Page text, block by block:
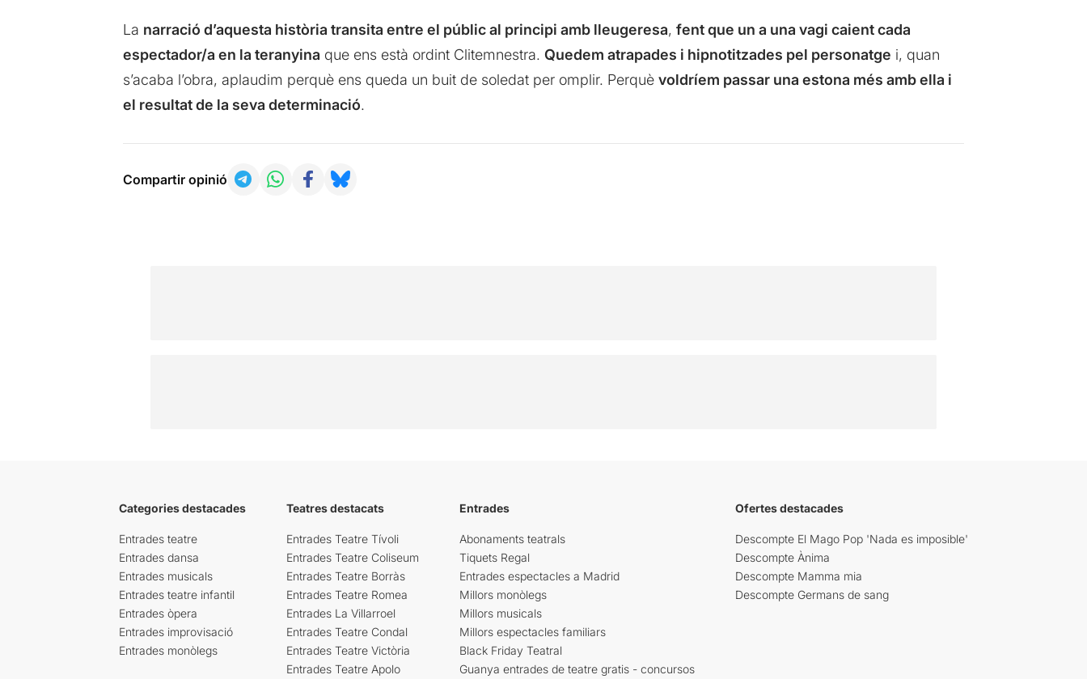
La narració d’aquesta història transita entre el públic al principi amb lleugeresa, fent que un a una vagi caient cada
espectador/a en la teranyina que ens està ordint Clitemnestra. Quedem atrapades i hipnotitzades pel personatge i, quan
s’acaba l’obra, aplaudim perquè ens queda un buit de soledat per omplir. Perquè voldríem passar una estona més amb ella i
el resultat de la seva determinació.
Compartir opinió
Categories destacades
Entrades teatre
Entrades dansa
Entrades musicals
Entrades teatre infantil
Entrades òpera
Entrades improvisació
Entrades monòlegs
Teatres destacats
Entrades Teatre Tívoli
Entrades Teatre Coliseum
Entrades Teatre Borràs
Entrades Teatre Romea
Entrades La Villarroel
Entrades Teatre Condal
Entrades Teatre Victòria
Entrades Teatre Apolo
Entrades
Abonaments teatrals
Tiquets Regal
Entrades espectacles a Madrid
Millors monòlegs
Millors musicals
Millors espectacles familiars
Black Friday Teatral
Guanya entrades de teatre gratis - concursos
Ofertes destacades
Descompte El Mago Pop 'Nada es imposible'
Descompte Ànima
Descompte Mamma mia
Descompte Germans de sang